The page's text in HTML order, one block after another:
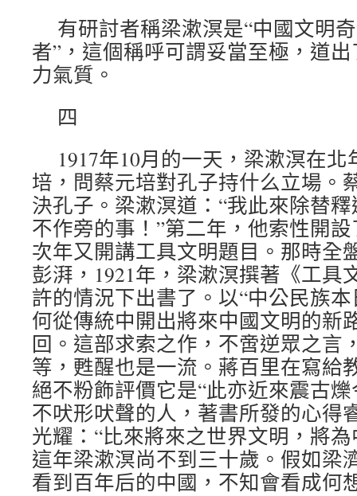
有研討者稱梁漱溟是“中國文明
者”，這個稱呼可謂妥當至極，道
力氣質。
四
1917年10月的一天，梁漱溟在
培，問蔡元培對孔子持什么立場。
決孔子。梁漱溟道：“我此來除替
不作旁的事！”第二年，他索性開
次年又開講工具文明題目。那時全
彭湃，1921年，梁漱溟撰著《工具
許的情況下出書了。以“中公民族
何從傳統中開出將來中國文明的新
回。這部求索之作，不啻逆眾之言
等，甦醒也是一流。蔣百里在寫給
絕不粉飾評價它是“此亦近來震古
不吠形吠聲的人，著書所發的心得
光耀：“比來將來之世界文明，將
這年梁漱溟尚不到三十歲。假如梁
看到百年后的中國，不知會看成何